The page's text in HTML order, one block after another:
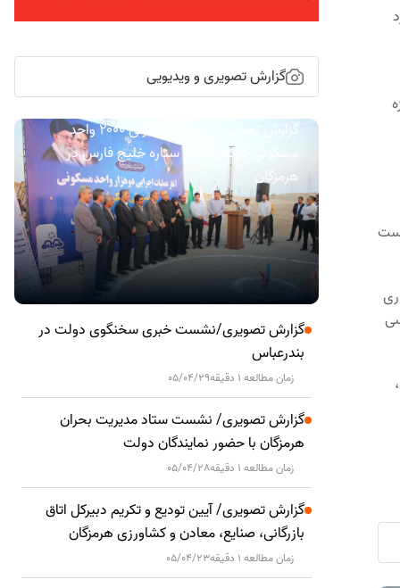
بهره برداری
گزارش تصویری و ویدیویی
گزارش تصویری/ آیین کلنگ زنی ۲۰۰۰ واحد
مسکونی کارکنان نفت ستاره خلیج فارس در
هرمزگان
گزارش تصویری/نشست خبری سخنگوی دولت در
بندرعباس
زمان مطالعه 1 دقیقه 05/04/29
گزارش تصویری/ نشست ستاد مدیریت بحران
هرمزگان با حضور نمایندگان دولت
زمان مطالعه 1 دقیقه 05/04/28
گزارش تصویری/ آیین تودیع و تکریم دبیرکل اتاق
بازرگانی، صنایع، معادن و کشاورزی هرمزگان
زمان مطالعه 1 دقیقه 05/04/23